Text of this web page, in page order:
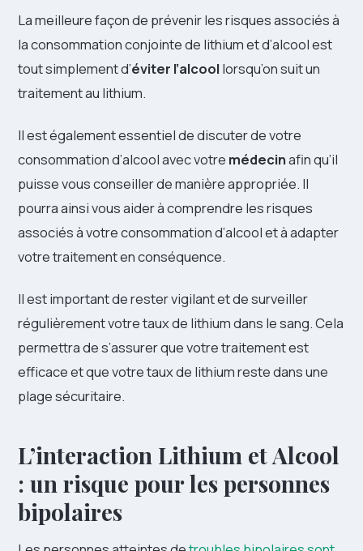
La meilleure façon de prévenir les risques associés à
la consommation conjointe de lithium et d’alcool est
tout simplement d’éviter l’alcool lorsqu’on suit un
traitement au lithium.
Il est également essentiel de discuter de votre
consommation d’alcool avec votre médecinafin qu’il
puisse vous conseiller de manière appropriée. Il
pourra ainsi vous aider à comprendre les risques
associés à votre consommation d’alcool et à adapter
votre traitement en conséquence.
Il est important de rester vigilant et de surveiller
régulièrement votre taux de lithium dans le sang. Cela
permettra de s’assurer que votre traitement est
efficace et que votre taux de lithium reste dans une
plage sécuritaire.
L’interaction Lithium et Alcool
: un risque pour les personnes
bipolaires